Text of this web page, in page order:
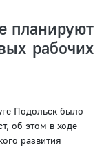
планируют
рабочих
Подольск было
об этом в ходе
развития